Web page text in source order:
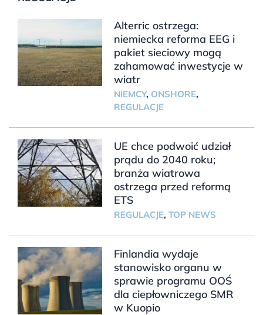
Alterric ostrzega:
niemiecka reforma EEG i
pakiet sieciowy mogą
zahamować inwestycje w
wiatr
NIEMCY, ONSHORE,
REGULACJE
UE chce podwoić udział
prądu do 2040 roku;
branża wiatrowa
ostrzega przed reformą
ETS
REGULACJE, TOP NEWS
Finlandia wydaje
stanowisko organu w
sprawie programu OOŚ
dla ciepłowniczego SMR
w Kuopio